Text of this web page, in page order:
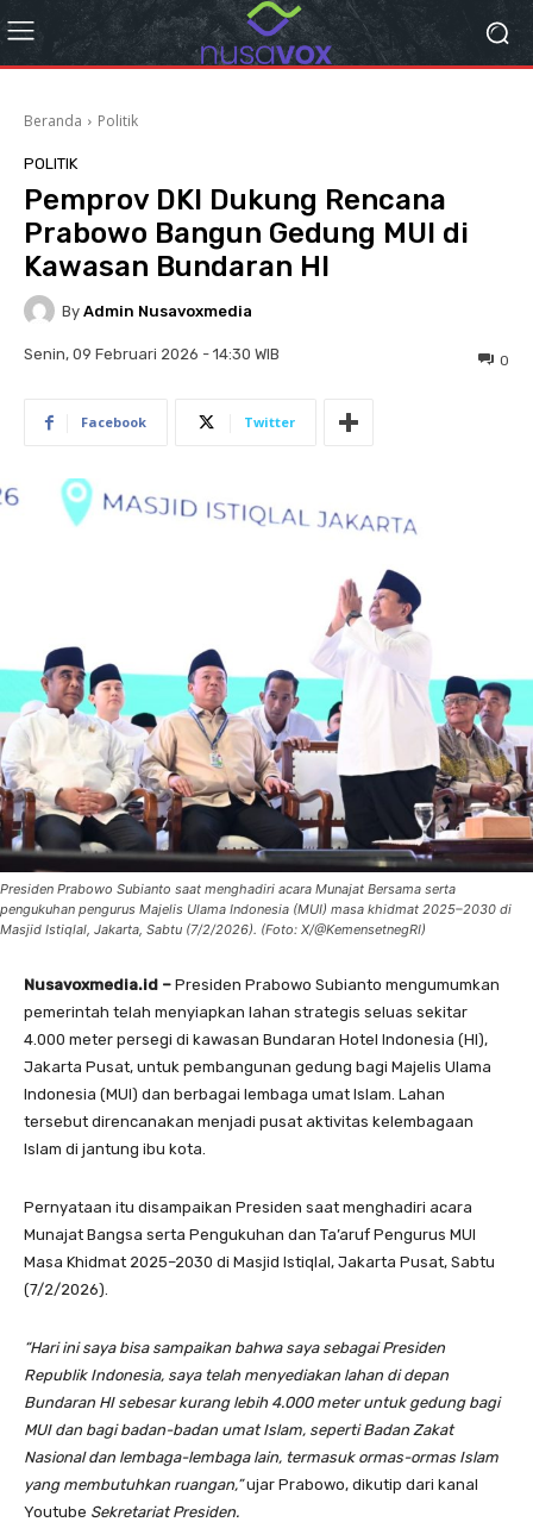
Beranda Politik
POLITIK
Pemprov DKI Dukung Rencana
Prabowo Bangun Gedung MUI di
Kawasan Bundaran HI
By Admin Nusavoxmedia
Senin, 09 Februari 2026 - 14:30 WIB 0
Facebook Twitter
Presiden Prabowo Subianto saat menghadiri acara Munajat Bersama serta
pengukuhan pengurus Majelis Ulama Indonesia (MUI) masa khidmat 2025–2030 di
Masjid Istiqlal, Jakarta, Sabtu (7/2/2026). (Foto: X/@KemensetnegRI)
Nusavoxmedia.id – Presiden Prabowo Subianto mengumumkan
pemerintah telah menyiapkan lahan strategis seluas sekitar
4.000 meter persegi di kawasan Bundaran Hotel Indonesia (HI),
Jakarta Pusat, untuk pembangunan gedung bagi Majelis Ulama
Indonesia (MUI) dan berbagai lembaga umat Islam. Lahan
tersebut direncanakan menjadi pusat aktivitas kelembagaan
Islam di jantung ibu kota.
Pernyataan itu disampaikan Presiden saat menghadiri acara
Munajat Bangsa serta Pengukuhan dan Ta’aruf Pengurus MUI
Masa Khidmat 2025–2030 di Masjid Istiqlal, Jakarta Pusat, Sabtu
(7/2/2026).
“Hari ini saya bisa sampaikan bahwa saya sebagai Presiden
Republik Indonesia, saya telah menyediakan lahan di depan
Bundaran HI sebesar kurang lebih 4.000 meter untuk gedung bagi
MUI dan bagi badan-badan umat Islam, seperti Badan Zakat
Nasional dan lembaga-lembaga lain, termasuk ormas-ormas Islam
yang membutuhkan ruangan,”ujar Prabowo, dikutip dari kanal
Youtube Sekretariat Presiden.